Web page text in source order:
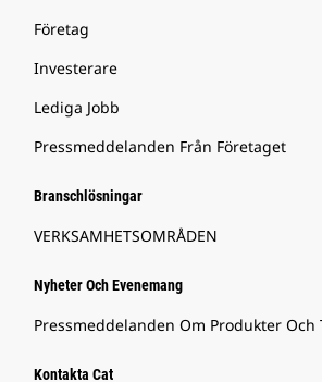
Företag
Investerare
Lediga Jobb
Pressmeddelanden Från Företaget
Branschlösningar
VERKSAMHETSOMRÅDEN
Nyheter Och Evenemang
Pressmeddelanden Om Produkter Och
Kontakta Cat